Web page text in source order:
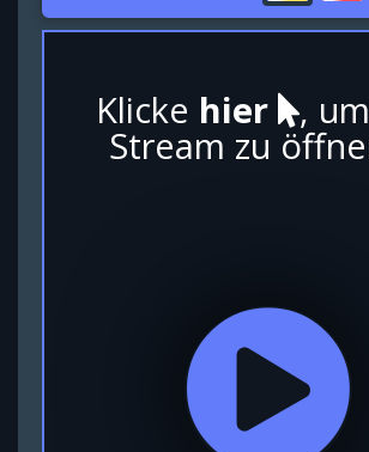
Klicke hier ,
Stream zu